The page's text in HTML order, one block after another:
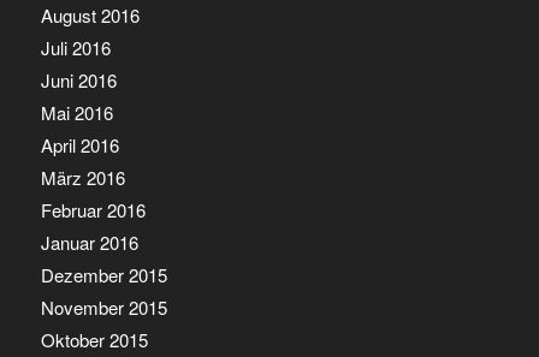
August 2016
Juli 2016
Juni 2016
Mai 2016
April 2016
März 2016
Februar 2016
Januar 2016
Dezember 2015
November 2015
Oktober 2015